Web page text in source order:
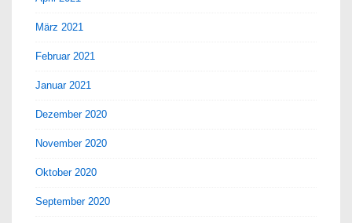
März 2021
Februar 2021
Januar 2021
Dezember 2020
November 2020
Oktober 2020
September 2020